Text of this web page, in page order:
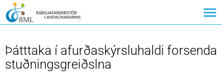
Þátttaka í afurðaskýrsluhaldi forsenda
stuðningsgreiðslna